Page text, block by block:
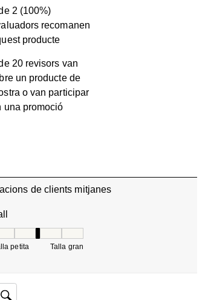
amb 5 estrelles.
amb 4 estrelles.
amb 3 estrelles.
2 estrelles.
1 estrella.
2 (100%)
recomanen
producte
20 revisors van
un producte de
o van participar
una promoció
de clients mitjanes
petita Talla gran
de cerca